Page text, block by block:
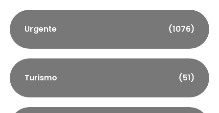
Urgente (1076)
Turismo (51)